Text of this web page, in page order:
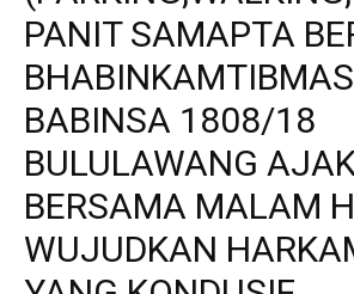
PANIT SAMAPTA
BABINSA 1808/18
BULULAWANG
BERSAMA MALAM
WUJUDKAN